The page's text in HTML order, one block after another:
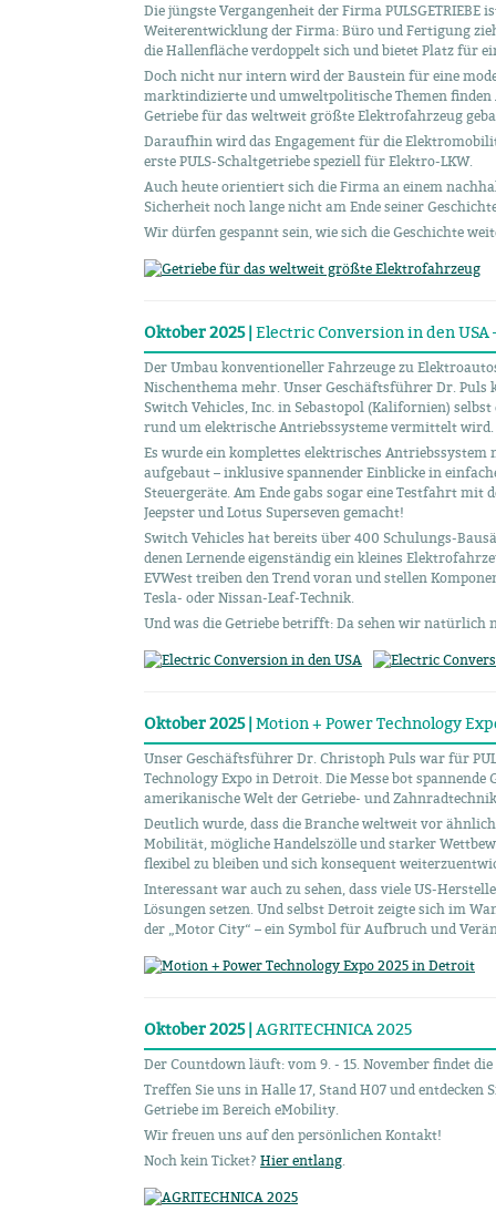
Die jüngste Vergangenheit der Firma
Weiterentwicklung der Firma: Büro und Fertigung
die Hallenfläche verdoppelt sich und bietet Platz für
Doch nicht nur intern wird der Baustein für eine
marktindizierte und umweltpolitische Themen finden
Getriebe für das weltweit größte Elektrofahrzeug
Daraufhin wird das Engagement für die
erste PULS-Schaltgetriebe speziell für Elektro-LKW.
Auch heute orientiert sich die Firma an einem
Sicherheit noch lange nicht am Ende seiner
Wir dürfen gespannt sein, wie sich die Geschichte
Oktober 2025 | Electric Conversion in den
Der Umbau konventioneller Fahrzeuge zu
Nischenthema mehr. Unser Geschäftsführer Dr.
Switch Vehicles, Inc. in Sebastopol (Kalifornien)
rund um elektrische Antriebssysteme vermittelt wird.
Es wurde ein komplettes elektrisches
aufgebaut – inklusive spannender Einblicke in
Steuergeräte. Am Ende gabs sogar eine Testfahrt
Jeepster und Lotus Superseven gemacht!
Switch Vehicles hat bereits über 400 Schulungs-
denen Lernende eigenständig ein kleines
EVWest treiben den Trend voran und stellen
Tesla- oder Nissan-Leaf-Technik.
Und was die Getriebe betrifft: Da sehen wir natürlich
Oktober 2025 | Motion + Power Technology
Unser Geschäftsführer Dr. Christoph Puls war für
Technology Expo in Detroit. Die Messe bot
amerikanische Welt der Getriebe- und
Deutlich wurde, dass die Branche weltweit vor
Mobilität, mögliche Handelszölle und starker
flexibel zu bleiben und sich konsequent
Interessant war auch zu sehen, dass viele US-
Lösungen setzen. Und selbst Detroit zeigte sich im
der „Motor City“ – ein Symbol für Aufbruch und
Oktober 2025 | AGRITECHNICA 2025
Der Countdown läuft: vom 9. - 15. November findet
Treffen Sie uns in Halle 17, Stand H07 und entdecken
Getriebe im Bereich eMobility.
Wir freuen uns auf den persönlichen Kontakt!
Noch kein Ticket? Hier entlang.